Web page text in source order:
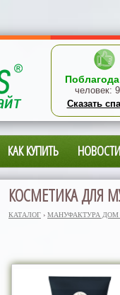
человек:
Сказать
КАК КУПИТЬ НОВОСТИ
КОСМЕТИКА ДЛЯ
КАТАЛОГ › МАНУФАКТУРА